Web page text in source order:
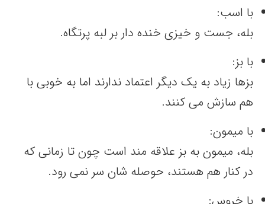
با اسب:
بله، جست و خیزی خنده دار بر لبه پرتگاه.
با بز:
بزها زیاد به یک دیگر اعتماد ندارند اما به خوبی با
هم سازش می کنند.
با میمون:
بله، میمون به بز علاقه مند است چون تا زمانی که
در کنار هم هستند، حوصله شان سر نمی رود.